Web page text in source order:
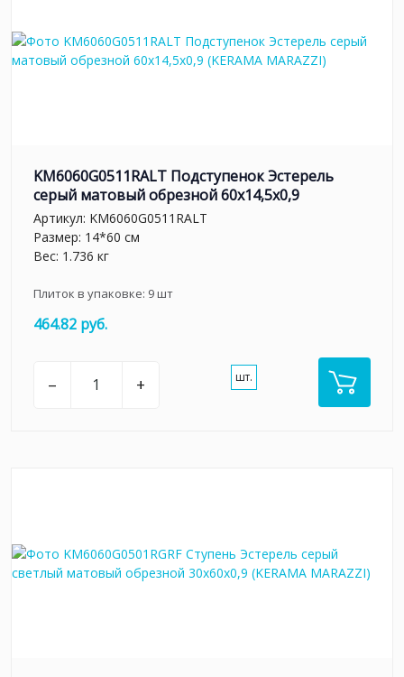
KM6060G0511RALT Подступенок Эстерель
серый матовый обрезной 60x14,5x0,9
Артикул: KM6060G0511RALT
Размер: 14*60 см
Вес: 1.736 кг
Плиток в упаковке: 9шт
464.82 руб.
– + шт.